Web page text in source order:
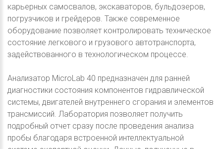
карьерных самосвалов, экскаваторов, бульдозеров,
погрузчиков и грейдеров. Также современное
оборудование позволяет контролировать техническое
состояние легкового и грузового автотранспорта,
задействованного в технологическом процессе.
Анализатор MicroLab 40 предназначен для ранней
диагностики состояния компонентов гидравлической
системы, двигателей внутреннего сгорания и элементов
трансмиссий. Лаборатория позволяет получить
подробный отчет сразу после проведения анализа
пробы благодаря встроенной интеллектуальной